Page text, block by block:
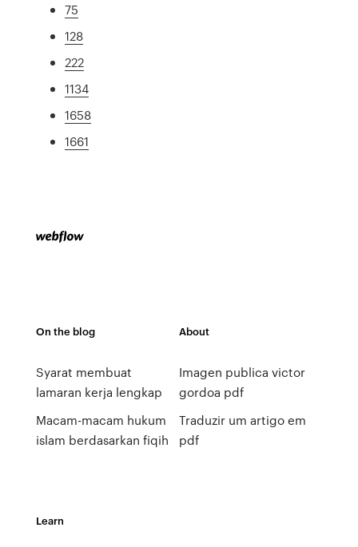
75
128
222
1134
1658
1661
On the blog
Syarat membuat
lamaran kerja lengkap
Macam-macam hukum
islam berdasarkan fiqih
About
Imagen publica victor
gordoa pdf
Traduzir um artigo em
pdf
Learn